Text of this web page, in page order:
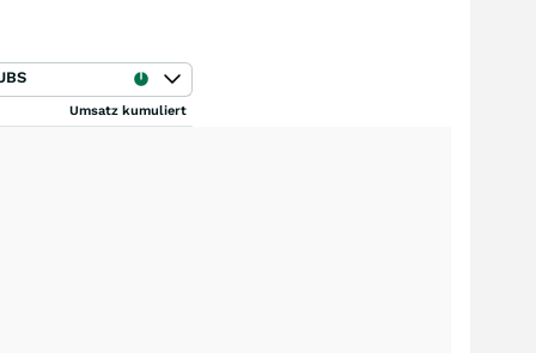
Umsatz kumuliert